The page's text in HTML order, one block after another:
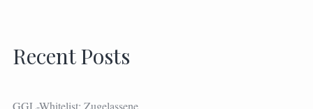
Recent Posts
GGL-Whitelist: Zugelassene